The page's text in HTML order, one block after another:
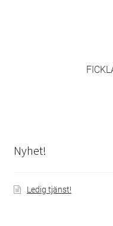
Nyhet!
Ledig tjänst!